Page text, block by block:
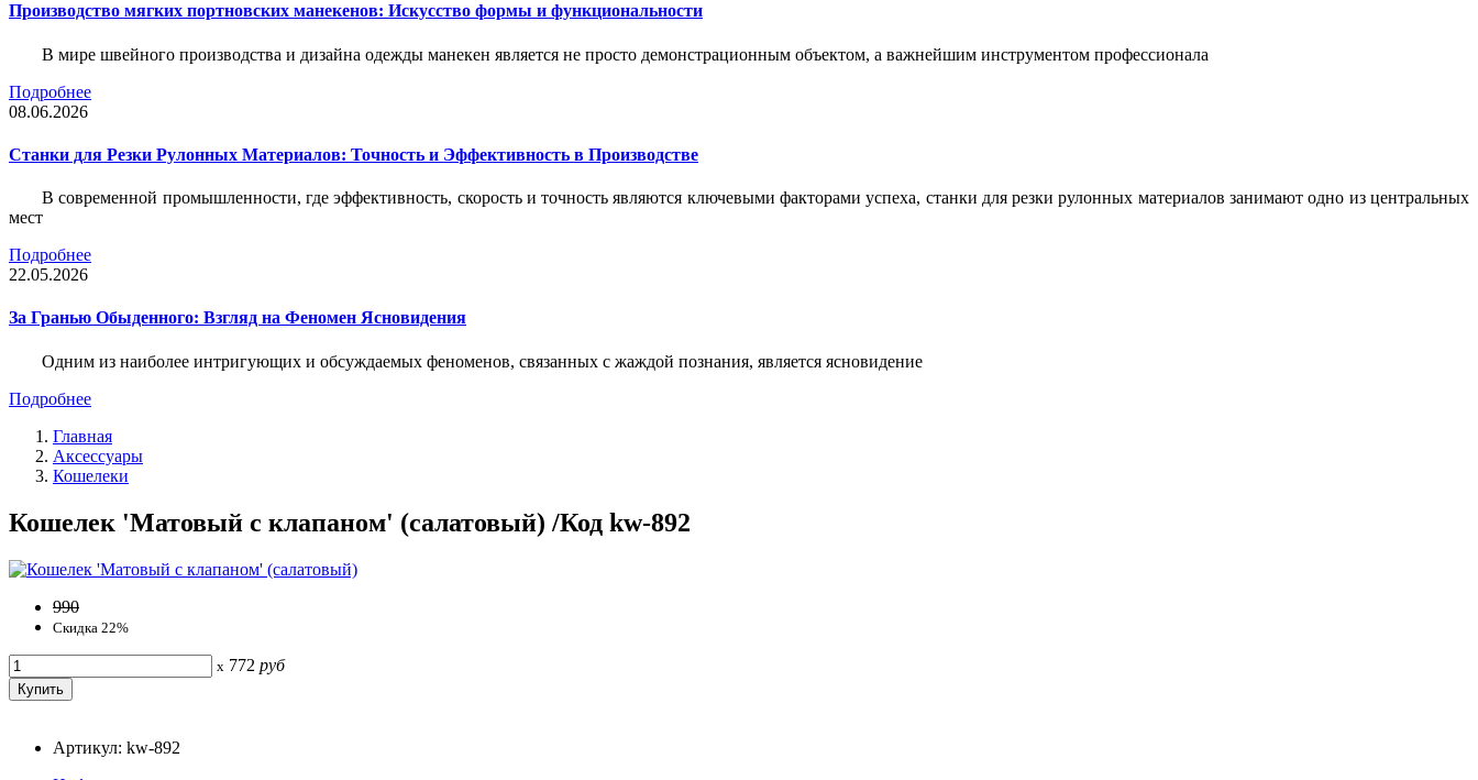
Производство мягких портновских манекенов: Искусство формы и функциональности
В мире швейного производства и дизайна одежды манекен является не просто демонстрационным объектом, а важнейшим инструментом профессионала
Подробнее
08.06.2026
Станки для Резки Рулонных Материалов: Точность и Эффективность в Производстве
В современной промышленности, где эффективность, скорость и точность являются ключевыми факторами успеха, станки для резки рулонных материалов занимают одно из центральных
мест
Подробнее
22.05.2026
За Гранью Обыденного: Взгляд на Феномен Ясновидения
Одним из наиболее интригующих и обсуждаемых феноменов, связанных с жаждой познания, является ясновидение
Подробнее
Главная
Аксессуары
Кошелеки
Кошелек 'Матовый с клапаном' (салатовый) /Код kw-892
990
Скидка 22%
x 772 руб
Артикул: kw-892